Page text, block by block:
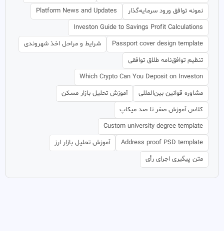
نمونه توافق ورود سرمایه‌گذار
Platform News and Updates
Investon Guide to Savings Profit Calculations
Passport cover design template
شرایط و مراحل اخذ شهروندی
تنظیم توافق‌نامه طلاق توافقی
Which Crypto Can You Deposit on Investon
مشاوره قوانین بین‌المللی
آموزش تحلیل بازار مسکن
کلاس آموزش صفر تا صد میکاپ
Custom university degree template
Address proof PSD template
آموزش تحلیل بازار ارز
متن پیگیری اجرای رأی